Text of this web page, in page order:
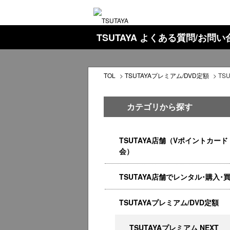
TSUTAYA よくある質問/お問い
TOL > TSUTAYAプレミアム/DVD定額 >
カテゴリから探す
TSUTAYA店舗（Vポイントカード
会）
TSUTAYA店舗でレンタル･購入･
TSUTAYAプレミアム/DVD定額
TSUTAYAプレミアム NEXT